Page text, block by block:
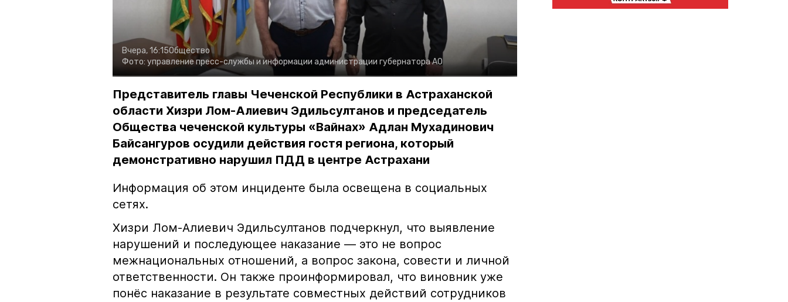
Вчера, 16:15Общество
Фото: управление пресс-службы и информации администрации губернатора АО
Представитель главы Чеченской Республики в Астраханской
области Хизри Лом-Алиевич Эдильсултанов и председатель
Общества чеченской культуры «Вайнах» Адлан Мухадинович
Байсангуров осудили действия гостя региона, который
демонстративно нарушил ПДД в центре Астрахани
Информация об этом инциденте была освещена в социальных
сетях.
Хизри Лом-Алиевич Эдильсултанов подчеркнул, что выявление
нарушений и последующее наказание — это не вопрос
межнациональных отношений, а вопрос закона, совести и личной
ответственности. Он также проинформировал, что виновник уже
понёс наказание в результате совместных действий сотрудников